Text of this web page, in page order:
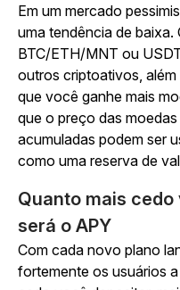
Em um mercado
uma tendência de
BTC/ETH/MNT ou
outros criptoativos,
que você ganhe mais
que o preço das
acumuladas podem ser
como uma reserva de
Quanto mais
será o APY
Com cada novo plano
fortemente os usuários